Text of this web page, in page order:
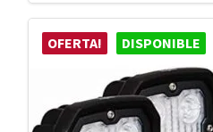
OFERTA! DISPONIBLE